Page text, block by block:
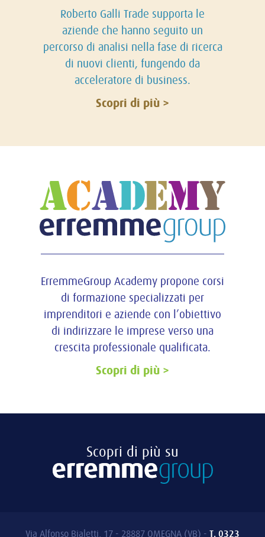
Roberto Galli Trade supporta le
aziende che hanno seguito un
percorso di analisi nella fase di ricerca
di nuovi clienti, fungendo da
acceleratore di business.
Scopri di più
ErremmeGroup Academy propone corsi
di formazione specializzati per
imprenditori e aziende con l’obiettivo
di indirizzare le imprese verso una
crescita professionale qualificata.
Scopri di più
Scopri di più su
Via Alfonso Bialetti, 17 - 28887 OMEGNA (VB) - T. 0323